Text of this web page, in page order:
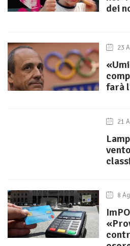
dei
23
farà
21
8